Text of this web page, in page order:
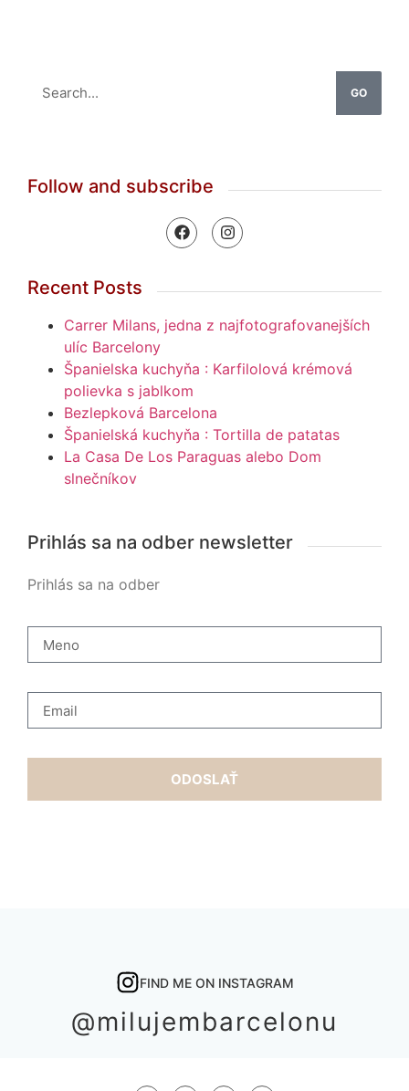
GO
Follow and subscribe
Recent Posts
Carrer Milans, jedna z najfotografovanejších
ulíc Barcelony
Španielska kuchyňa : Karfilolová krémová
polievka s jablkom
Bezlepková Barcelona
Španielská kuchyňa : Tortilla de patatas
La Casa De Los Paraguas alebo Dom
slnečníkov
Prihlás sa na odber newsletter
Prihlás sa na odber
ODOSLAŤ
FIND ME ON INSTAGRAM
@milujembarcelonu